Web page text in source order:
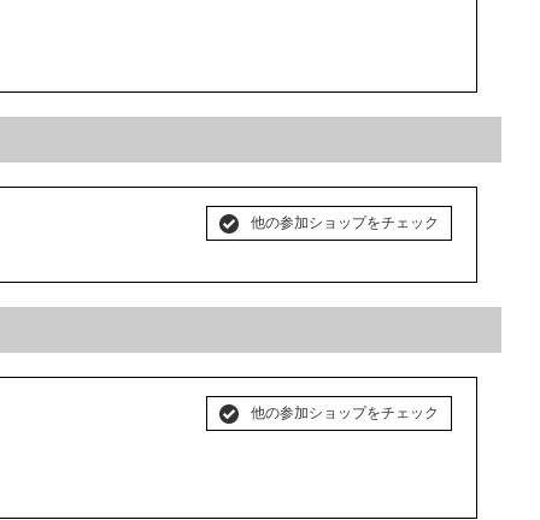
他の参加ショップをチェック
他の参加ショップをチェック